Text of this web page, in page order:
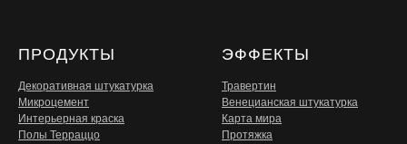
ПРОДУКТЫ
Декоративная штукатурка
Микроцемент
Интерьерная краска
Полы Терраццо
ЭФФЕКТЫ
Травертин
Венецианская штукатурка
Карта мира
Протяжка